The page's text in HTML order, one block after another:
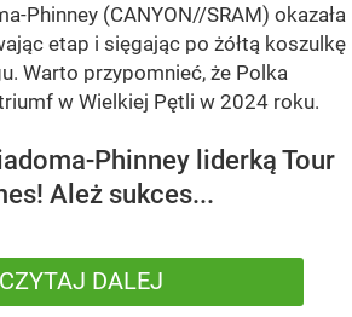
Phinney (CANYON//SRAM) okazała
etap i sięgając po żółtą koszulkę
Warto przypomnieć, że Polka
w Wielkiej Pętli w 2024 roku.
Phinney liderką Tour
Ależ sukces...
CZYTAJ DALEJ